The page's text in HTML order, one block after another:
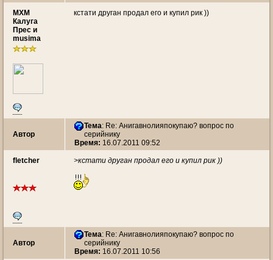
МХМ
Калуга
Прес и
musima
кстати друган продал его и купил рик ))
Автор
Тема: Re: Анигавнолияпокупаю? вопрос по
серийнику
Время: 16.07.2011 09:52
fletcher >кстати друган продал его и купил рик ))
Автор
Тема: Re: Анигавнолияпокупаю? вопрос по
серийнику
Время: 16.07.2011 10:56